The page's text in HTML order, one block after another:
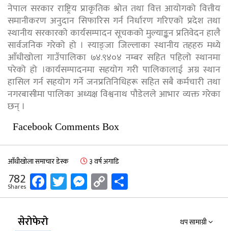
नेपाल सरकार राष्ट्रिय प्राकृतिक श्रोत तथा वित्त आयोगको वित्तीय
समानीकरण अनुदान सिफारिस गर्न निर्धारण गरिएको प्रदेश तथा
स्थानीय सरकारको कार्यसम्पादन सूचकको मुल्याङ्कन प्रतिवेदन हालै
सार्वजनिक गरेको हो । स्याङ्जा जिल्लाका स्थानीय तहहरु मध्ये
आँधीखोला गाउँपालिका ७४.९४०४ नम्बर सहित पहिलो स्थानमा
परेको हो ।कार्यसम्पादनमा सहयोग गरी पालिकालाई अग्र स्थान
हासिल गर्न सहयोग गर्ने जनप्रतिनिधिहरू सहित सबै कर्मचारी तथा
नगरबासीमा पालिका अध्यक्ष विश्वनाथ पौडेलले आभार व्यक्त गरेका
छन् ।
Facebook Comments Box
आँधीखोला समाचार डेस्क ३ वर्ष अगाडि
782
Shares Facebook
Twitter
Messenger
Copy
Link
सेरोफेरो थप सामाग्री